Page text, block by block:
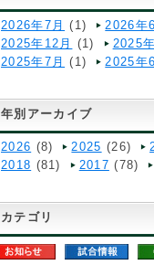
2026年7月 (1)
2026年
2025年12月
(1)
2025
2025年7月 (1) 2025年
年別アーカイブ
2026 (8) 2025 (26)
2018 (81) 2017 (78)
カテゴリ